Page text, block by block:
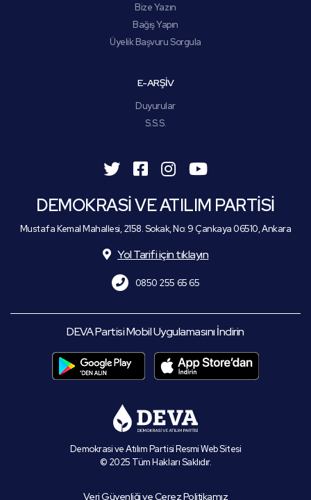
Bize Yazın
Bağış Yapın
Üyelik Başvuru Sorgula
E-ARŞİV
Duyurular
S.S.S.
DEMOKRASİ VE ATILIM PARTİSİ
Mustafa Kemal Mahallesi, 2158. Sokak, No: 9 Çankaya 06510, Ankara
Yol Tarifi için tıklayın
0850 255 65 65
DEVA Partisi Mobil Uygulamasını İndirin
Demokrasi ve Atılım Partisi Resmi Web Sitesi
© 2025 Tüm Hakları Saklıdır.
Veri Güvenliği ve Çerez Politikamız